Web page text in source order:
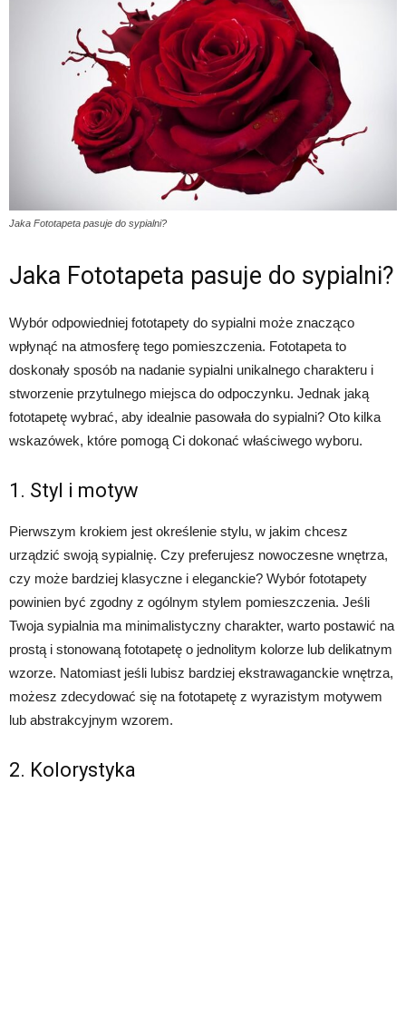
Jaka Fototapeta pasuje do sypialni?
Jaka Fototapeta pasuje do sypialni?
Wybór odpowiedniej fototapety do sypialni może znacząco
wpłynąć na atmosferę tego pomieszczenia. Fototapeta to
doskonały sposób na nadanie sypialni unikalnego charakteru i
stworzenie przytulnego miejsca do odpoczynku. Jednak jaką
fototapetę wybrać, aby idealnie pasowała do sypialni? Oto kilka
wskazówek, które pomogą Ci dokonać właściwego wyboru.
1. Styl i motyw
Pierwszym krokiem jest określenie stylu, w jakim chcesz
urządzić swoją sypialnię. Czy preferujesz nowoczesne wnętrza,
czy może bardziej klasyczne i eleganckie? Wybór fototapety
powinien być zgodny z ogólnym stylem pomieszczenia. Jeśli
Twoja sypialnia ma minimalistyczny charakter, warto postawić na
prostą i stonowaną fototapetę o jednolitym kolorze lub delikatnym
wzorze. Natomiast jeśli lubisz bardziej ekstrawaganckie wnętrza,
możesz zdecydować się na fototapetę z wyrazistym motywem
lub abstrakcyjnym wzorem.
2. Kolorystyka